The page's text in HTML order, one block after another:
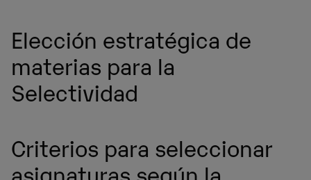
Elección estratégica de
materias para la
Selectividad
Criterios para seleccionar
asignaturas según la